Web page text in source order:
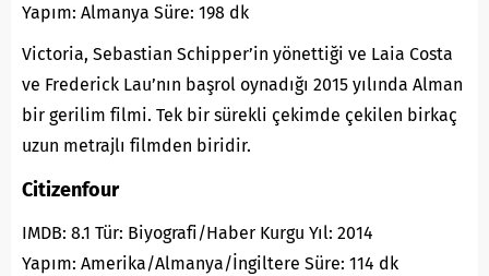
Yapım: Almanya Süre: 198 dk
Victoria, Sebastian Schipper’in yönettiği ve Laia Costa
ve Frederick Lau’nın başrol oynadığı 2015 yılında Alman
bir gerilim filmi. Tek bir sürekli çekimde çekilen birkaç
uzun metrajlı filmden biridir.
Citizenfour
IMDB: 8.1 Tür: Biyografi/Haber Kurgu Yıl: 2014
Yapım: Amerika/Almanya/İngiltere Süre: 114 dk